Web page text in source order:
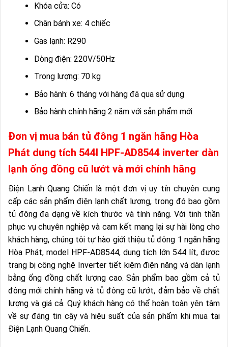
Khóa cửa: Có
Chân bánh xe: 4 chiếc
Gas lạnh: R290
Dòng điện: 220V/50Hz
Trọng lượng: 70 kg
Bảo hành: 6 tháng với hàng đã qua sử dụng
Bảo hành chính hãng 2 năm với sản phẩm mới
Đơn vị mua bán tủ đông 1 ngăn hãng Hòa
Phát dung tích 544l HPF-AD8544 inverter dàn
lạnh ống đồng cũ lướt và mới chính hãng
Điện Lạnh Quang Chiến là một đơn vị uy tín chuyên cung
cấp các sản phẩm điện lạnh chất lượng, trong đó bao gồm
tủ đông đa dạng về kích thước và tính năng. Với tinh thần
phục vụ chuyên nghiệp và cam kết mang lại sự hài lòng cho
khách hàng, chúng tôi tự hào giới thiệu tủ đông 1 ngăn hãng
Hòa Phát, model HPF-AD8544, dung tích lớn 544 lít, được
trang bị công nghệ Inverter tiết kiệm điện năng và dàn lạnh
bằng ống đồng chất lượng cao. Sản phẩm bao gồm cả tủ
đông mới chính hãng và tủ đông cũ lướt, đảm bảo về chất
lượng và giá cả. Quý khách hàng có thể hoàn toàn yên tâm
về sự đáng tin cậy và hiệu suất của sản phẩm khi mua tại
Điện Lạnh Quang Chiến.